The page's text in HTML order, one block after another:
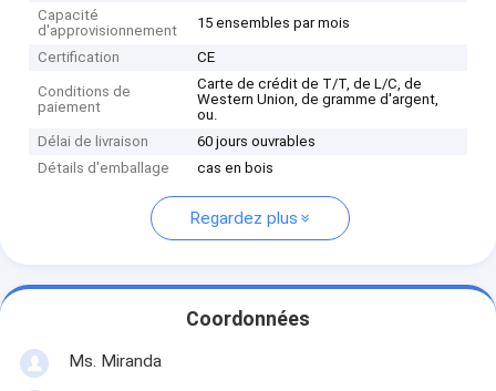
Capacité
d'approvisionnement
15 ensembles par mois
Certification CE
Conditions de
paiement
Carte de crédit de T/T, de L/C, de
Western Union, de gramme d'argent,
ou.
Délai de livraison
60 jours ouvrables
Détails d'emballage
cas en bois
Regardez plus
Coordonnées
Ms. Miranda